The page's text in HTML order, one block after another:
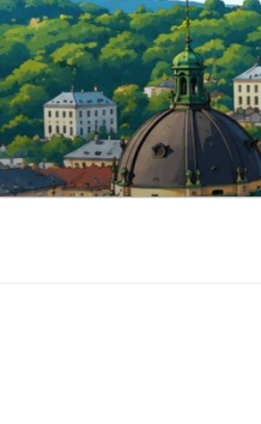
Перейти
до
вмісту